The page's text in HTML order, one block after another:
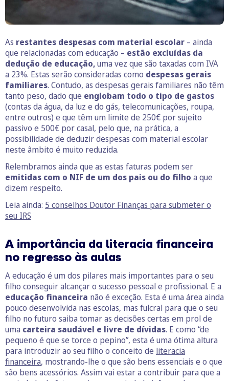
As restantes despesas com material escolar – ainda
que relacionadas com educação – estão excluídas da
dedução de educação,uma vez que são taxadas com IVA
a 23%. Estas serão consideradas como despesas gerais
familiares. Contudo, as despesas gerais familiares não têm
tanto peso, dado que englobam todo o tipo de gastos
(contas da água, da luz e do gás, telecomunicações, roupa,
entre outros) e que têm um limite de 250€ por sujeito
passivo e 500€ por casal, pelo que, na prática, a
possibilidade de deduzir despesas com material escolar
neste âmbito é muito reduzida.
Relembramos ainda que as estas faturas podem ser
emitidas com o NIF de um dos pais ou do filho a que
dizem respeito.
Leia ainda: 5 conselhos Doutor Finanças para submeter o
seu IRS
A importância da literacia financeira
no regresso às aulas
A educação é um dos pilares mais importantes para o seu
filho conseguir alcançar o sucesso pessoal e profissional. E a
educação financeira não é exceção. Esta é uma área ainda
pouco desenvolvida nas escolas, mas fulcral para que o seu
filho no futuro saiba tomar as decisões certas em prol de
uma carteira saudável e livre de dívidas. E como “de
pequeno é que se torce o pepino”, esta é uma ótima altura
para introduzir ao seu filho o conceito de literacia
financeira, mostrando-lhe o que são bens essenciais e o que
são bens acessórios. Assim vai estar a contribuir para que a